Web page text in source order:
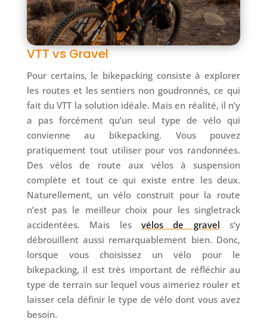
VTT vs Gravel
Pour certains, le bikepacking consiste à explorer
les routes et les sentiers non goudronnés, ce qui
fait du VTT la solution idéale. Mais en réalité, il n’y
a pas forcément qu’un seul type de vélo qui
convienne au bikepacking. Vous pouvez
pratiquement tout utiliser pour vos randonnées.
Des vélos de route aux vélos à suspension
complète et tout ce qui existe entre les deux.
Naturellement, un vélo construit pour la route
n’est pas le meilleur choix pour les singletrack
accidentées. Mais les vélos de gravel s’y
débrouillent aussi remarquablement bien. Donc,
lorsque vous choisissez un vélo pour le
bikepacking, il est très important de réfléchir au
type de terrain sur lequel vous aimeriez rouler et
laisser cela définir le type de vélo dont vous avez
besoin.